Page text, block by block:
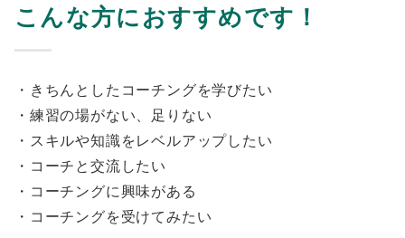
こんな方におすすめです！
・きちんとしたコーチングを学びたい
・練習の場がない、足りない
・スキルや知識をレベルアップしたい
・コーチと交流したい
・コーチングに興味がある
・コーチングを受けてみたい